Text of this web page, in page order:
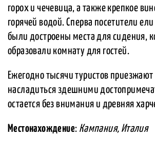
горох и чечевица, а также крепкое
горячей водой. Сперва посетители ели
были достроены места для сидения,
образовали комнату для гостей.
Ежегодно тысячи туристов
насладиться здешними
остается без внимания и древняя
Местонахождение: Кампания, Италия